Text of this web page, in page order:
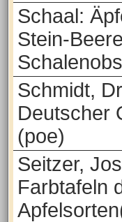
Schaal:
Stein-
Schmidt,
Deutscher
(poe)
Seitzer,
Farbtafeln